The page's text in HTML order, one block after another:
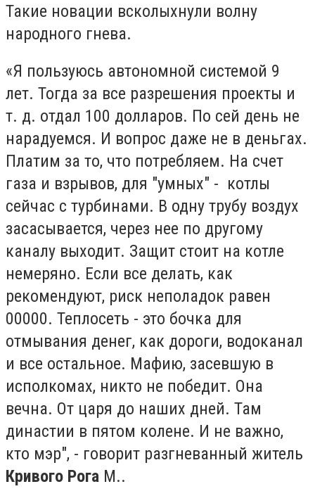
Такие новации всколыхнули волну
народного гнева.
«Я пользуюсь автономной системой 9
лет. Тогда за все разрешения проекты и
т. д. отдал 100 долларов. По сей день не
нарадуемся. И вопрос даже не в деньгах.
Платим за то, что потребляем. На счет
газа и взрывов, для "умных" - котлы
сейчас с турбинами. В одну трубу воздух
засасывается, через нее по другому
каналу выходит. Защит стоит на котле
немеряно. Если все делать, как
рекомендуют, риск неполадок равен
00000. Теплосеть - это бочка для
отмывания денег, как дороги, водоканал
и все остальное. Мафию, засевшую в
исполкомах, никто не победит. Она
вечна. От царя до наших дней. Там
династии в пятом колене. И не важно,
кто мэр", - говорит разгневанный житель
Кривого Рога М..